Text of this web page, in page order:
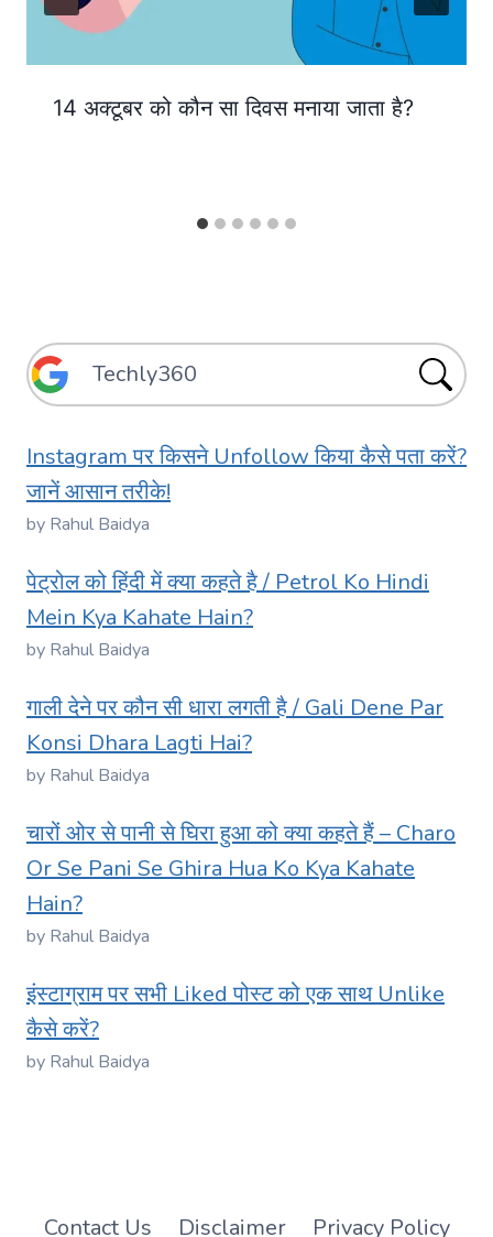
14 अक्टूबर को कौन सा दिवस मनाया जाता है?
Instagram पर किसने Unfollow किया कैसे पता करें?
जानें आसान तरीके!
by Rahul Baidya
पेट्रोल को हिंदी में क्या कहते है / Petrol Ko Hindi
Mein Kya Kahate Hain?
by Rahul Baidya
गाली देने पर कौन सी धारा लगती है / Gali Dene Par
Konsi Dhara Lagti Hai?
by Rahul Baidya
चारों ओर से पानी से घिरा हुआ को क्या कहते हैं – Charo
Or Se Pani Se Ghira Hua Ko Kya Kahate
Hain?
by Rahul Baidya
इंस्टाग्राम पर सभी Liked पोस्ट को एक साथ Unlike
कैसे करें?
by Rahul Baidya
Contact Us Disclaimer Privacy Policy